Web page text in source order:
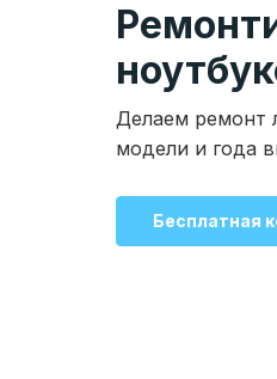
Делаем ремонт
модели и года
Бесплатная